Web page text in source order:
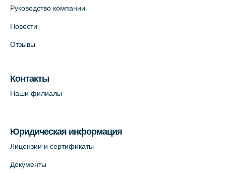
Руководство компании
Новости
Отзывы
Контакты
Наши филиалы
Юридическая информация
Лицензии и сертификаты
Документы